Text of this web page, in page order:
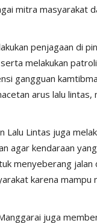
mitra masyarakat
penjagaan di
melakukan
gangguan
arus lalu lintas,
Lintas juga
agar kendaraan
menyeberang jalan
karena mampu
juga